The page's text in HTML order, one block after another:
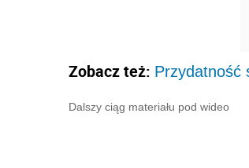
Zobacz też: Przydatność
Dalszy ciąg materiału pod wideo